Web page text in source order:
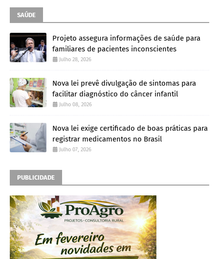
SAÚDE
Projeto assegura informações de saúde para
familiares de pacientes inconscientes
Julho 28, 2026
Nova lei prevê divulgação de sintomas para
facilitar diagnóstico do câncer infantil
Julho 08, 2026
Nova lei exige certificado de boas práticas para
registrar medicamentos no Brasil
Julho 07, 2026
PUBLICIDADE